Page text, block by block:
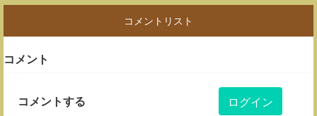
コメントリスト
コメント
コメントする ログイン